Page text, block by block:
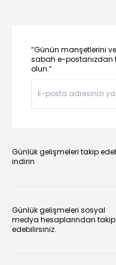
“Günün manşetlerini
sabah e-postanızdan
olun.”
Günlük gelişmeleri takip
indirin
Günlük gelişmeleri sosyal
medya hesaplarından takip
edebilirsiniz.